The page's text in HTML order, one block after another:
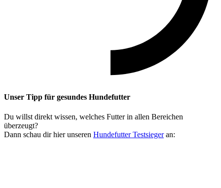
Unser Tipp für gesundes Hundefutter
Du willst direkt wissen, welches Futter in allen Bereichen
überzeugt?
Dann schau dir hier unseren Hundefutter Testsiegeran: